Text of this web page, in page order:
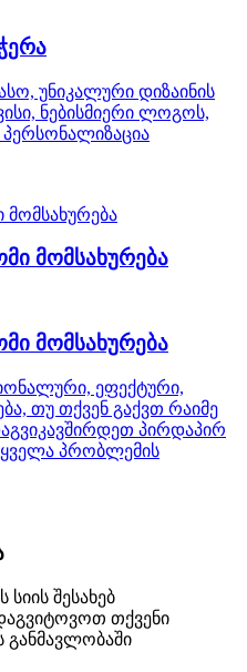
უნიკალური დიზაინის
ნებისმიერი ლოგოს,
მომსახურება
მომსახურება
ეფექტური,
თუ თქვენ გაქვთ რაიმე
პირდაპირ
ყველა პრობლემის
სიის შესახებ
თქვენი
განმავლობაში